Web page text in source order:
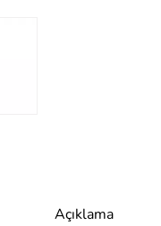
Açıklama